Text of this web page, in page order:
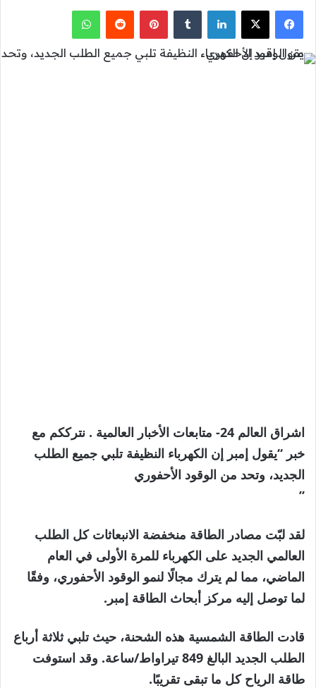
فيسبوك
‫X لينكدإن بينتيريست واتساب
اشراق العالم 24- متابعات الأخبار العالمية . نترككم مع
خبر “يقول إمبر إن الكهرباء النظيفة تلبي جميع الطلب
الجديد، وتحد من الوقود الأحفوري
”
لقد لبّت مصادر الطاقة منخفضة الانبعاثات كل الطلب
العالمي الجديد على الكهرباء للمرة الأولى في العام
الماضي، مما لم يترك مجالًا لنمو الوقود الأحفوري، وفقًا
لما توصل إليه مركز أبحاث الطاقة إمبر.
قادت الطاقة الشمسية هذه الشحنة، حيث تلبي ثلاثة أرباع
الطلب الجديد البالغ 849 تيراواط/ساعة. وقد استوفت
طاقة الرياح كل ما تبقى تقريبًا.